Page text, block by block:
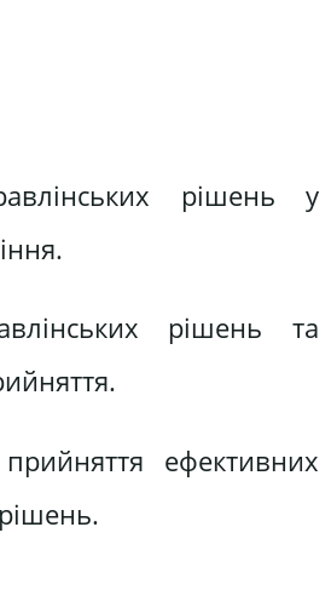
рішень у
рішень та
ефективних